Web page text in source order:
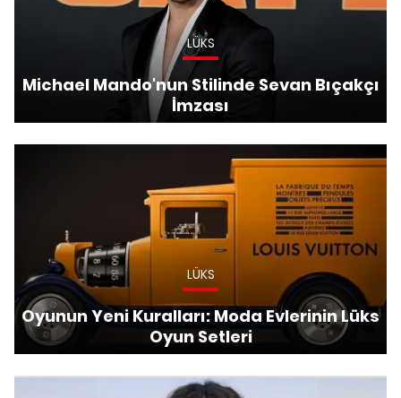
LÜKS
Michael Mando'nun Stilinde Sevan Bıçakçı
İmzası
LÜKS
Oyunun Yeni Kuralları: Moda Evlerinin Lüks
Oyun Setleri